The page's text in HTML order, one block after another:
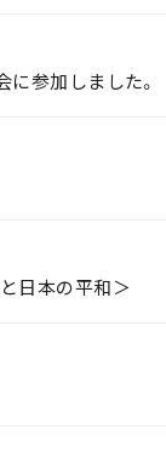
に参加しました。
日本の平和＞